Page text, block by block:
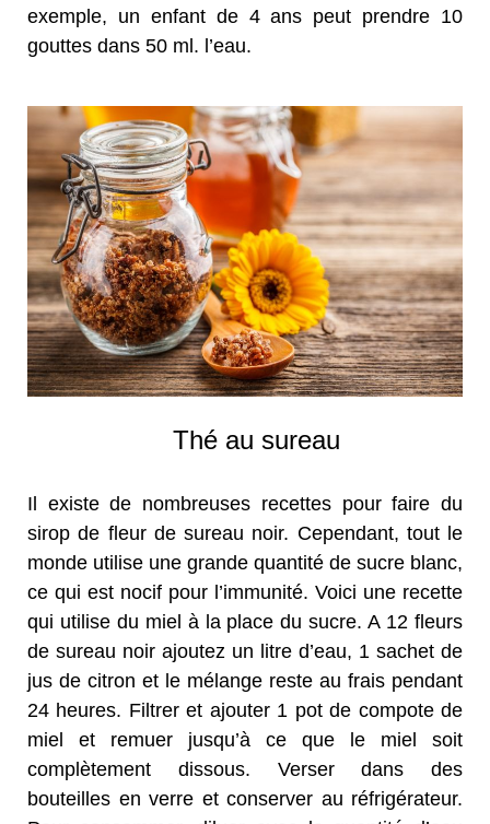
exemple, un enfant de 4 ans peut prendre 10
gouttes dans 50 ml. l’eau.
Thé au sureau
Il existe de nombreuses recettes pour faire du
sirop de fleur de sureau noir. Cependant, tout le
monde utilise une grande quantité de sucre blanc,
ce qui est nocif pour l’immunité. Voici une recette
qui utilise du miel à la place du sucre. A 12 fleurs
de sureau noir ajoutez un litre d’eau, 1 sachet de
jus de citron et le mélange reste au frais pendant
24 heures. Filtrer et ajouter 1 pot de compote de
miel et remuer jusqu’à ce que le miel soit
complètement dissous. Verser dans des
bouteilles en verre et conserver au réfrigérateur.